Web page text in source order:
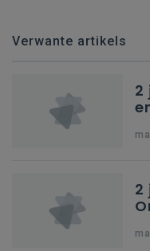
Verwante artikels
2
2